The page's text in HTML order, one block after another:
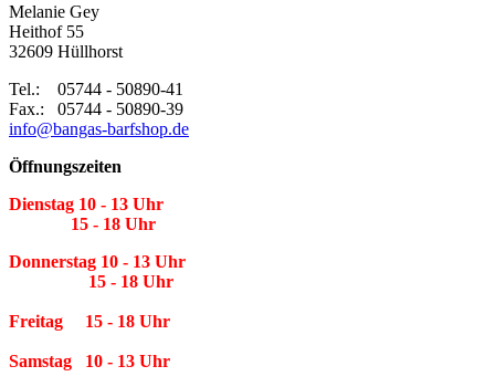
Melanie Gey
Heithof 55
32609 Hüllhorst
Tel.: 05744 - 50890-41
Fax.: 05744 - 50890-39
info@bangas-barfshop.de
Öffnungszeiten
Dienstag 10 - 13 Uhr
15 - 18 Uhr
Donnerstag 10 - 13 Uhr
15 - 18 Uhr
Freitag 15 - 18 Uhr
Samstag 10 - 13 Uhr